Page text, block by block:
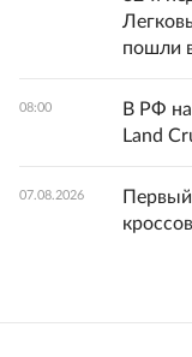
пошли
08:00
В РФ
Land
07.08.2026